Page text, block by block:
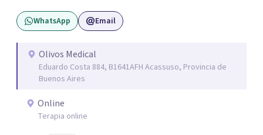
WhatsApp Email
Olivos Medical
Eduardo Costa 884, B1641AFH Acassuso, Provincia de
Buenos Aires
Online
Terapia online